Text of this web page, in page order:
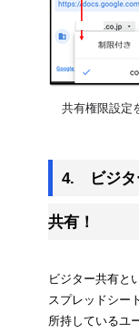
共有権限設定
4.　ビジ
共有！
ビジター共有と
スプレッドシー
所持しているユ